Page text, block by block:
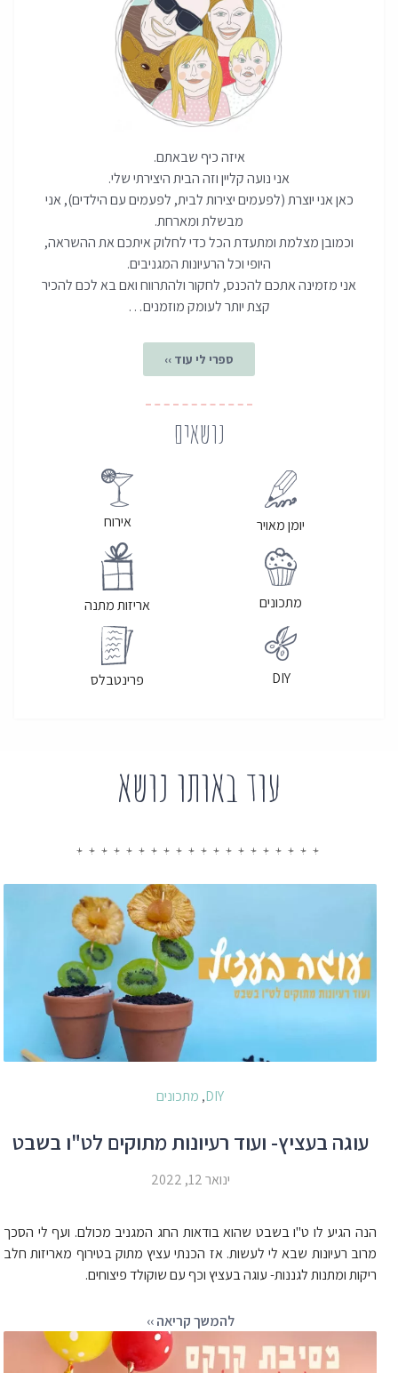
איזה כיף שבאתם.
אני נועה קליין וזה הבית היצירתי שלי.
כאן אני יוצרת (לפעמים יצירות לבית, לפעמים עם הילדים), אני
מבשלת ומארחת.
וכמובן מצלמת ומתעדת הכל כדי לחלוק איתכם את ההשראה,
היופי וכל הרעיונות המגניבים.
אני מזמינה אתכם להכנס, לחקור ולהתרווח ואם בא לכם להכיר
קצת יותר לעומק מוזמנים…
ספרי לי עוד ››
נושאים
יומן מאויר
מתכונים
DIY
אירוח
אריזות מתנה
פרינטבלס
עוד באותו נושא
DIY
, מתכונים
עוגה בעציץ- ועוד רעיונות מתוקים לט"ו בשבט
ינואר 12, 2022
הנה הגיע לו ט"ו בשבט שהוא בודאות החג המגניב מכולם. ועף לי הסכך
מרוב רעיונות שבא לי לעשות. אז הכנתי עציץ מתוק בטירוף מאריזות חלב
ריקות ומתנות לגננות- עוגה בעציץ וכף עם שוקולד פיצוחים.
להמשך קריאה ››